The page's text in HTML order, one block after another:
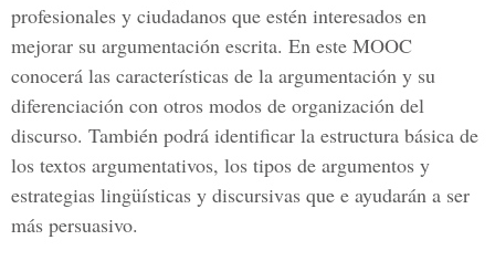
profesionales y ciudadanos que estén interesados en
mejorar su argumentación escrita. En este MOOC
conocerá las características de la argumentación y su
diferenciación con otros modos de organización del
discurso. También podrá identificar la estructura básica de
los textos argumentativos, los tipos de argumentos y
estrategias lingüísticas y discursivas que e ayudarán a ser
más persuasivo.